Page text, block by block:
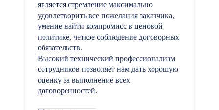
является стремление максимально
удовлетворить все пожелания заказчика,
умение найти компромисс в ценовой
политике, четкое соблюдение договорных
обязательств.
Высокий технический профессионализм
сотрудников позволяет нам дать хорошую
оценку за выполнение всех
договоренностей.